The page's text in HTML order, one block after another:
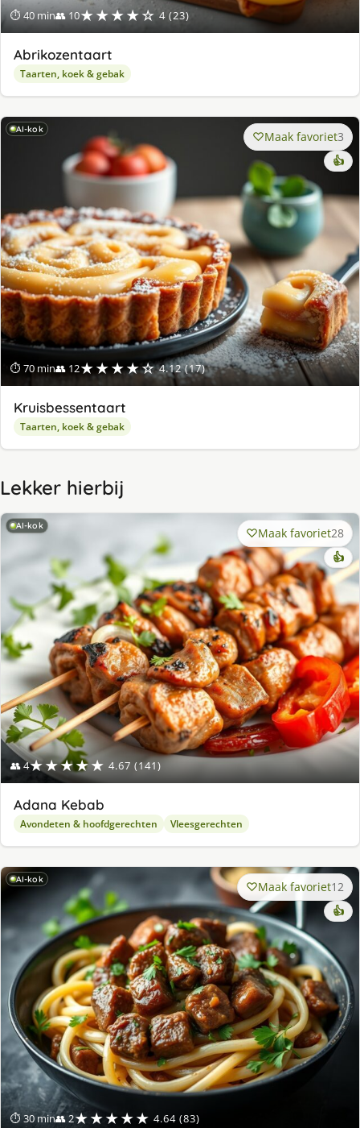
⏱ 40 min👥 10★★★★☆ 4 (23)
Abrikozentaart
Taarten, koek & gebak
AI-kok
⏱ 70 min👥 12★★★★☆ 4.12 (17)
Maak favoriet3
👍
Kruisbessentaart
Taarten, koek & gebak
Lekker hierbij
AI-kok
👥 4★★★★★ 4.67 (141)
Maak favoriet28
👍
Adana Kebab
Avondeten & hoofdgerechten Vleesgerechten
AI-kok
⏱ 30 min👥 2★★★★★ 4.64 (83)
Maak favoriet12
👍